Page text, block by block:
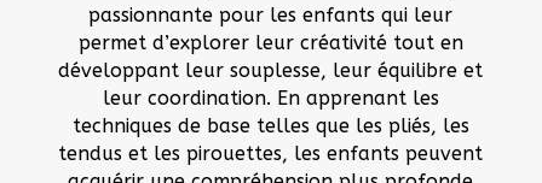
passionnante pour les enfants qui leur
permet d’explorer leur créativité tout en
développant leur souplesse, leur équilibre et
leur coordination. En apprenant les
techniques de base telles que les pliés, les
tendus et les pirouettes, les enfants peuvent